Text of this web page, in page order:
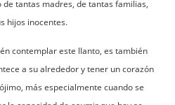
tantas madres, de tantas familias,
hijos inocentes.
contemplar este llanto, es también
a su alrededor y tener un corazón
más especialmente cuando se